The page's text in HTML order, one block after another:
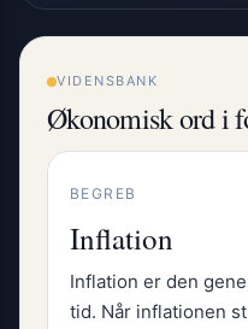
VIDENSBANK
Økonomisk ord i
BEGREB
Inflation
Inflation er den
tid. Når inflationen